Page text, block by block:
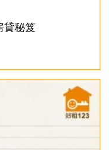
貸秘笈